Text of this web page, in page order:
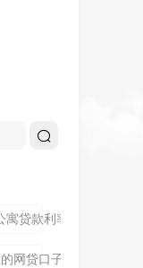
绍5个免审秒批的分享
寓贷款利率是多少？别
指南！顺便整理这5个
网贷口子论坛,全网收